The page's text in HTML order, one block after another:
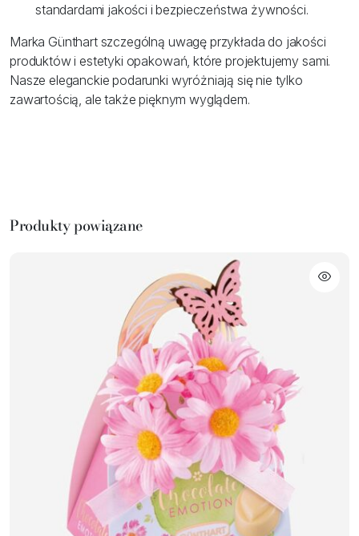
standardami jakości i bezpieczeństwa żywności.
Marka Günthart szczególną uwagę przykłada do jakości
produktów i estetyki opakowań, które projektujemy sami.
Nasze eleganckie podarunki wyróżniają się nie tylko
zawartością, ale także pięknym wyglądem.
Produkty powiązane